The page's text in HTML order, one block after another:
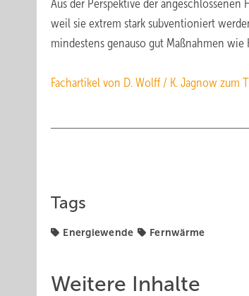
Aus der Perspektive der
weil sie extrem stark subventioniert
mindestens genauso gut Maßnahmen
Fachartikel von D. Wolff / K. Jagnow zum
Tags
Energiewende Fernwärme
Weitere Inhalte